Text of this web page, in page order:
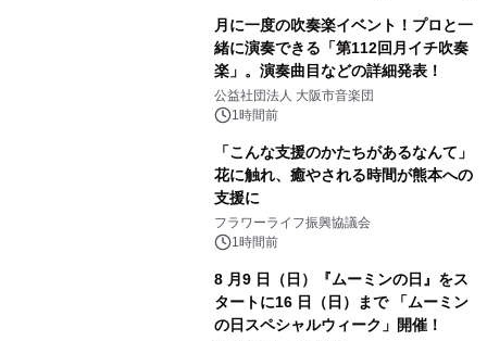
月に一度の吹奏楽イベント！プロと一
緒に演奏できる「第112回月イチ吹奏
楽」。演奏曲目などの詳細発表！
公益社団法人 大阪市音楽団
1時間前
「こんな支援のかたちがあるなんて」
花に触れ、癒やされる時間が熊本への
支援に
フラワーライフ振興協議会
1時間前
8 月9 日（日）『ムーミンの日』をス
タートに16 日（日）まで 「ムーミン
の日スペシャルウィーク」開催！